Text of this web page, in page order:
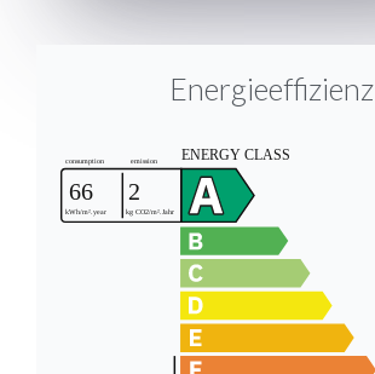
Energieeffizienz